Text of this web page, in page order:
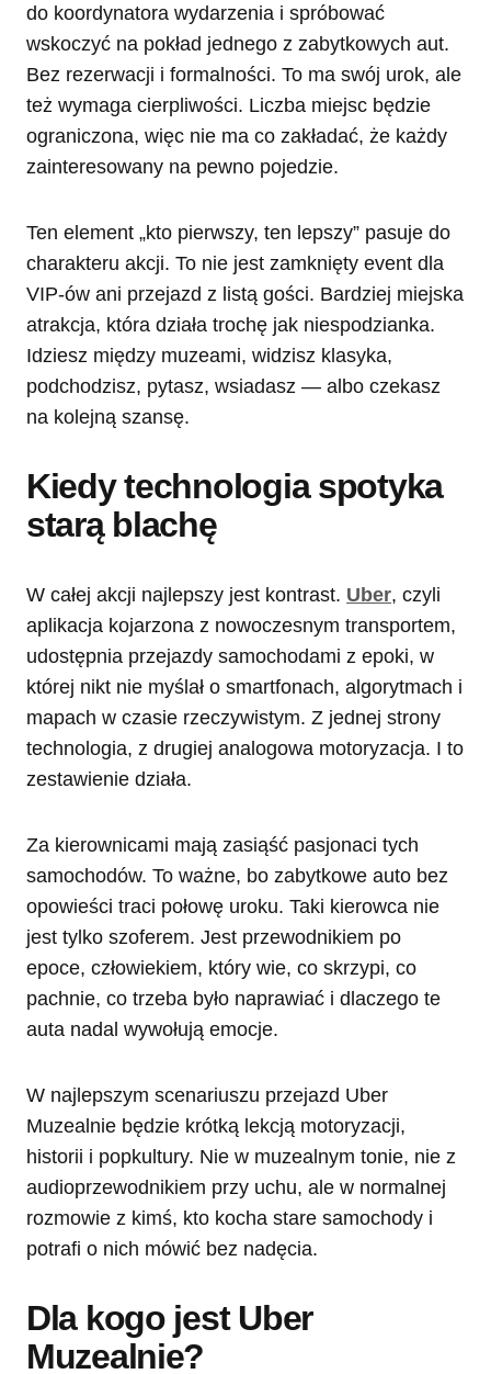
do koordynatora wydarzenia i spróbować
wskoczyć na pokład jednego z zabytkowych aut.
Bez rezerwacji i formalności. To ma swój urok, ale
też wymaga cierpliwości. Liczba miejsc będzie
ograniczona, więc nie ma co zakładać, że każdy
zainteresowany na pewno pojedzie.
Ten element „kto pierwszy, ten lepszy” pasuje do
charakteru akcji. To nie jest zamknięty event dla
VIP-ów ani przejazd z listą gości. Bardziej miejska
atrakcja, która działa trochę jak niespodzianka.
Idziesz między muzeami, widzisz klasyka,
podchodzisz, pytasz, wsiadasz — albo czekasz
na kolejną szansę.
Kiedy technologia spotyka
starą blachę
W całej akcji najlepszy jest kontrast. Uber, czyli
aplikacja kojarzona z nowoczesnym transportem,
udostępnia przejazdy samochodami z epoki, w
której nikt nie myślał o smartfonach, algorytmach i
mapach w czasie rzeczywistym. Z jednej strony
technologia, z drugiej analogowa motoryzacja. I to
zestawienie działa.
Za kierownicami mają zasiąść pasjonaci tych
samochodów. To ważne, bo zabytkowe auto bez
opowieści traci połowę uroku. Taki kierowca nie
jest tylko szoferem. Jest przewodnikiem po
epoce, człowiekiem, który wie, co skrzypi, co
pachnie, co trzeba było naprawiać i dlaczego te
auta nadal wywołują emocje.
W najlepszym scenariuszu przejazd Uber
Muzealnie będzie krótką lekcją motoryzacji,
historii i popkultury. Nie w muzealnym tonie, nie z
audioprzewodnikiem przy uchu, ale w normalnej
rozmowie z kimś, kto kocha stare samochody i
potrafi o nich mówić bez nadęcia.
Dla kogo jest Uber
Muzealnie?